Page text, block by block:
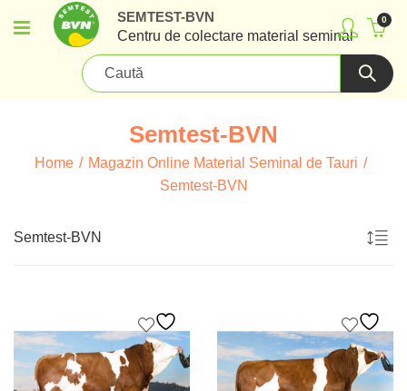
SEMTEST-BVN
Centru de colectare material seminal
0
Semtest-BVN
Home
Magazin Online Material Seminal de Tauri
Semtest-BVN
Semtest-BVN